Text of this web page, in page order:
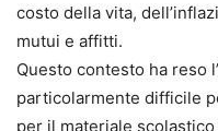
costo della vita,
mutui e affitti.
Questo contesto ha reso
particolarmente difficile
per il materiale